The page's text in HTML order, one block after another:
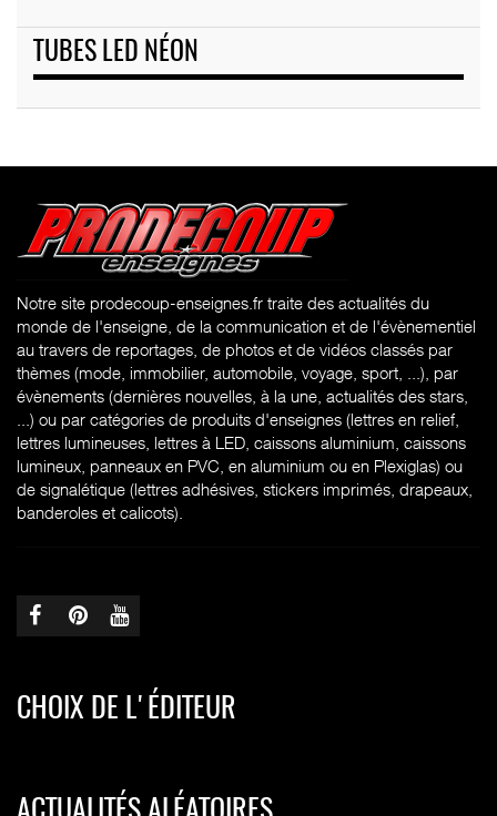
TUBES LED NÉON
Notre site prodecoup-enseignes.fr traite des actualités du
monde de l'enseigne, de la communication et de l'évènementiel
au travers de reportages, de photos et de vidéos classés par
thèmes (mode, immobilier, automobile, voyage, sport, ...), par
évènements (dernières nouvelles, à la une, actualités des stars,
...) ou par catégories de produits d'enseignes (lettres en relief,
lettres lumineuses, lettres à LED, caissons aluminium, caissons
lumineux, panneaux en PVC, en aluminium ou en Plexiglas) ou
de signalétique (lettres adhésives, stickers imprimés, drapeaux,
banderoles et calicots).
CHOIX DE L'ÉDITEUR